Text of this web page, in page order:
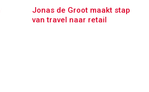
Jonas de Groot maakt stap
van travel naar retail